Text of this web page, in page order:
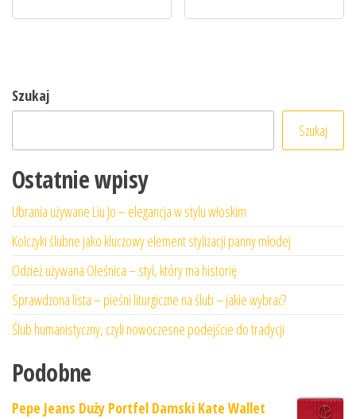
Szukaj
Szukaj
Ostatnie wpisy
Ubrania używane Liu Jo – elegancja w stylu włoskim
Kolczyki ślubne jako kluczowy element stylizacji panny młodej
Odzież używana Oleśnica – styl, który ma historię
Sprawdzona lista – pieśni liturgiczne na ślub – jakie wybrać?
Ślub humanistyczny, czyli nowoczesne podejście do tradycji
Podobne
Pepe Jeans Duży Portfel Damski Kate Wallet